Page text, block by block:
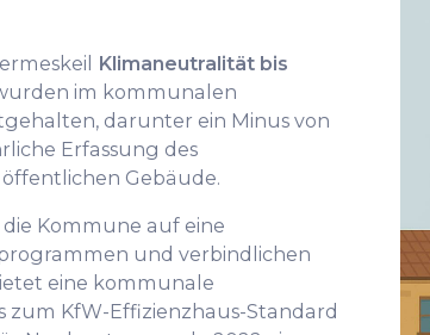
Klimaneutralität bis
im kommunalen
darunter ein Minus von
Erfassung des
Gebäude.
Kommune auf eine
und verbindlichen
eine kommunale
zum KfW-Effizienzhaus-Standard